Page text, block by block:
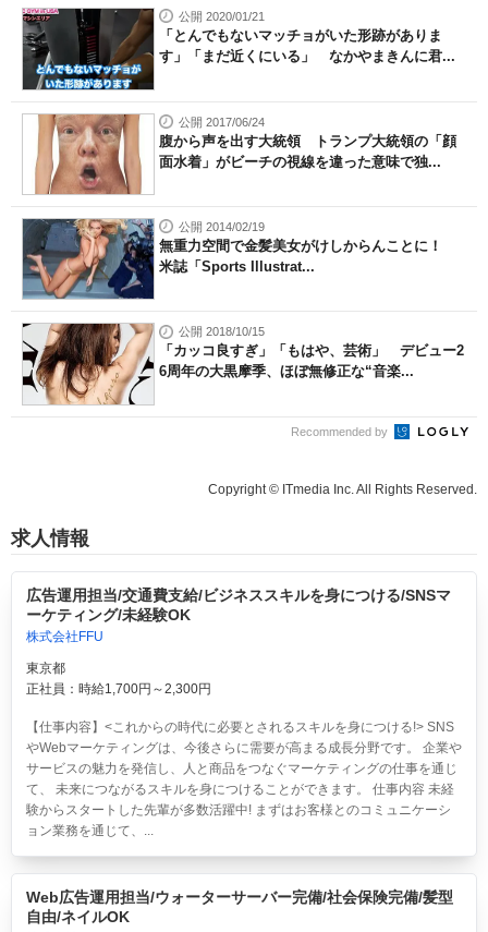
公開 2020/01/21
「とんでもないマッチョがいた形跡がありま
す」「まだ近くにいる」 なかやまきんに君...
公開 2017/06/24
腹から声を出す大統領 トランプ大統領の「顔
面水着」がビーチの視線を違った意味で独...
公開 2014/02/19
無重力空間で金髪美女がけしからんことに！
米誌「Sports Illustrat...
公開 2018/10/15
「カッコ良すぎ」「もはや、芸術」 デビュー2
6周年の大黒摩季、ほぼ無修正な“音楽...
Recommended by
Copyright © ITmedia Inc. All Rights Reserved.
求人情報
広告運用担当/交通費支給/ビジネススキルを身につける/SNSマ
ーケティング/未経験OK
株式会社FFU
東京都
正社員：時給1,700円～2,300円
【仕事内容】<これからの時代に必要とされるスキルを身につける!> SNS
やWebマーケティングは、今後さらに需要が高まる成長分野です。 企業や
サービスの魅力を発信し、人と商品をつなぐマーケティングの仕事を通じ
て、 未来につながるスキルを身につけることができます。 仕事内容 未経
験からスタートした先輩が多数活躍中! まずはお客様とのコミュニケーシ
ョン業務を通じて、...
Web広告運用担当/ウォーターサーバー完備/社会保険完備/髪型
自由/ネイルOK